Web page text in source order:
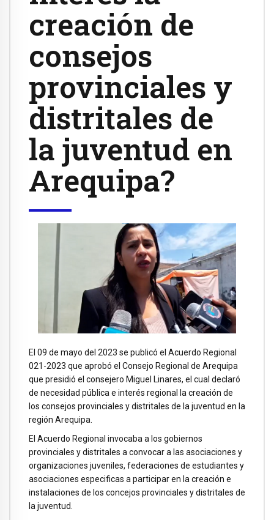
creación de
consejos
provinciales y
distritales de
la juventud en
Arequipa?
El 09 de mayo del 2023 se publicó el Acuerdo Regional
021-2023 que aprobó el Consejo Regional de Arequipa
que presidió el consejero Miguel Linares, el cual declaró
de necesidad pública e interés regional la creación de
los consejos provinciales y distritales de la juventud en la
región Arequipa.
El Acuerdo Regional invocaba a los gobiernos
provinciales y distritales a convocar a las asociaciones y
organizaciones juveniles, federaciones de estudiantes y
asociaciones especificas a participar en la creación e
instalaciones de los concejos provinciales y distritales de
la juventud.